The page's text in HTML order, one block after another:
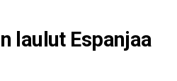
laulut Espanjaa